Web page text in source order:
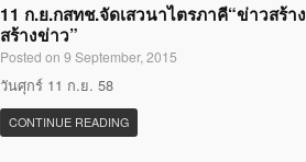
11 ก.ย.กสทช.จัดเสวนาไตรภาคี“ข่าวสร้า
สร้างข่าว”
Posted on 9 September, 2015
วันศุกร์ 11 ก.ย. 58
CONTINUE READING